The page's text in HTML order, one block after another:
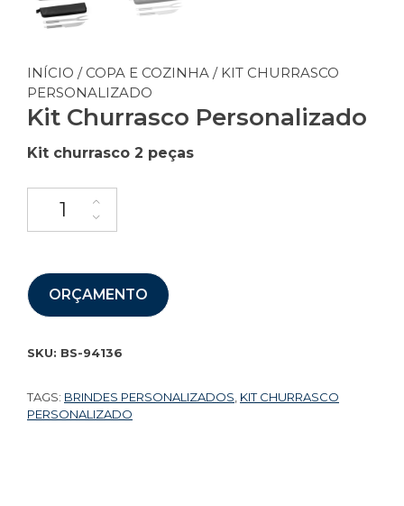
INÍCIO / COPA E COZINHA / KIT CHURRASCO
PERSONALIZADO
Kit Churrasco Personalizado
Kit churrasco 2 peças
ORÇAMENTO
SKU: BS-94136
TAGS: BRINDES PERSONALIZADOS KIT CHURRASCO
PERSONALIZADO